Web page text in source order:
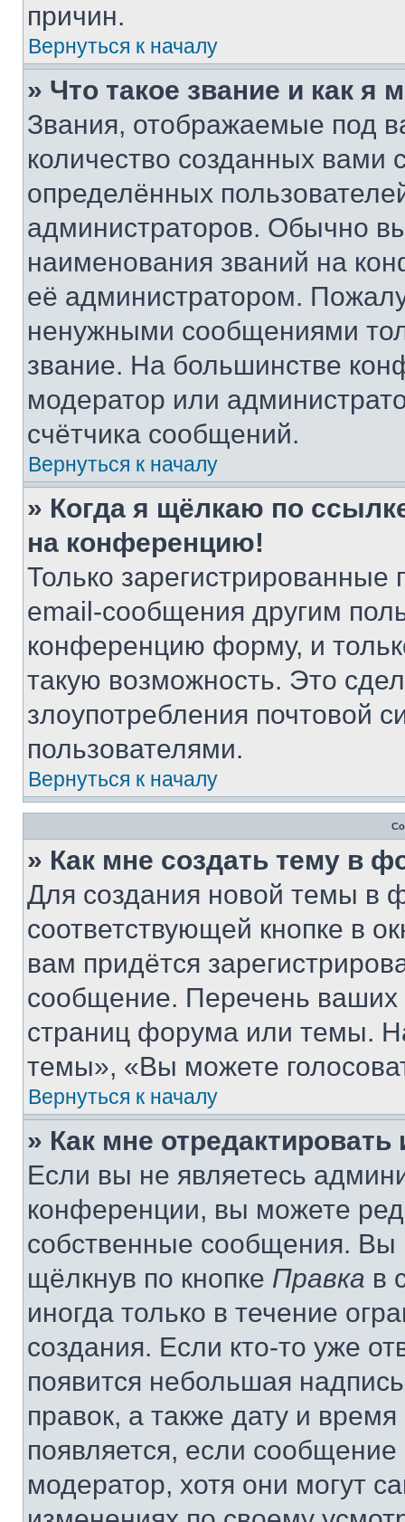
причин.
Вернуться к началу
» Что такое звание и как я
Звания, отображаемые под
количество созданных
определённых
администраторов. Обычно
наименования званий на
её администратором.
ненужными сообщениями
звание. На большинстве
модератор или
счётчика сообщений.
Вернуться к началу
» Когда я щёлкаю по
на конференцию!
Только зарегистрированные
email-сообщения другим
конференцию форму, и
такую возможность. Это
злоупотребления почтовой
пользователями.
Вернуться к началу
» Как мне создать тему в
Для создания новой темы в
соответствующей кнопке в
вам придётся
сообщение. Перечень ваших
страниц форума или темы.
темы», «Вы можете
Вернуться к началу
» Как мне
Если вы не являетесь
конференции, вы можете
собственные сообщения. Вы
щёлкнув по кнопке Правка в
иногда только в течение
создания. Если кто-то уже
появится небольшая
правок, а также дату и
появляется, если
модератор, хотя они могут